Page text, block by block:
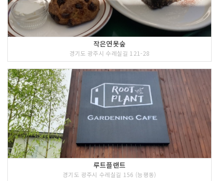
작은연못숲
경기도 광주시 수레실길 121-28
루트플랜트
경기도 광주시 수레실길 156 (능평동)